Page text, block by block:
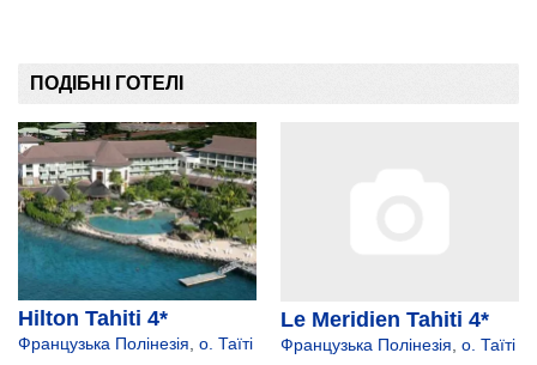
ПОДІБНІ ГОТЕЛІ
Hilton Tahiti 4*
Французька Полінезія, о. Таїті
Le Meridien Tahiti 4*
Французька Полінезія, о. Таїті